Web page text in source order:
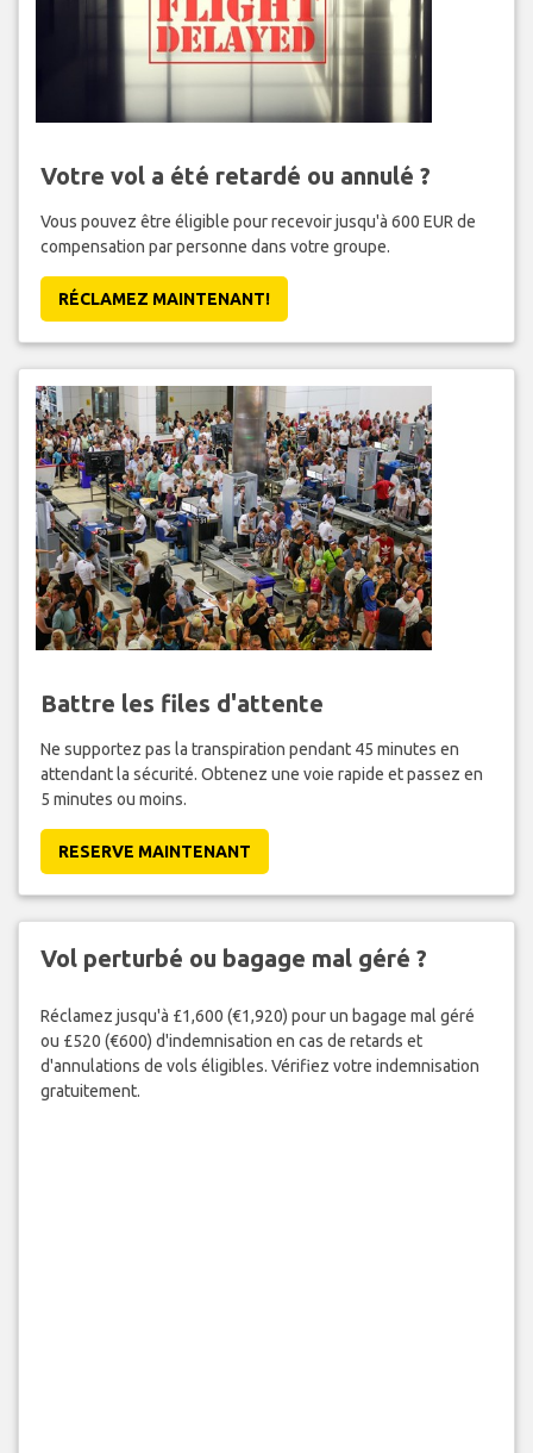
Votre vol a été retardé ou annulé ?
Vous pouvez être éligible pour recevoir jusqu'à 600 EUR de
compensation par personne dans votre groupe.
RÉCLAMEZ MAINTENANT!
Battre les files d'attente
Ne supportez pas la transpiration pendant 45 minutes en
attendant la sécurité. Obtenez une voie rapide et passez en
5 minutes ou moins.
RESERVE MAINTENANT
Vol perturbé ou bagage mal géré ?
Réclamez jusqu'à £1,600 (€1,920) pour un bagage mal géré
ou £520 (€600) d'indemnisation en cas de retards et
d'annulations de vols éligibles. Vérifiez votre indemnisation
gratuitement.